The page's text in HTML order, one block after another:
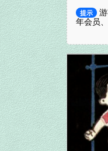
提示 游
年会员